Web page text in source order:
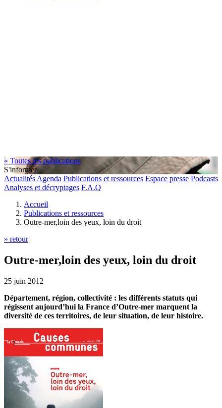
« Toutes les publications
S'informer
Actualités Agenda Publications et ressources Espace presse Podcasts
Analyses et décryptages F.A.Q
Accueil
Publications et ressources
Outre-mer,loin des yeux, loin du droit
» retour
Outre-mer,loin des yeux, loin du droit
25 juin 2012
Département, région, collectivité : les différents statuts qui
régissent aujourd’hui la France d’Outre-mer marquent la
diversité de ces territoires, de leur situation, de leur histoire.